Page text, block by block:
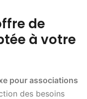
de
à votre
pour associations
des besoins